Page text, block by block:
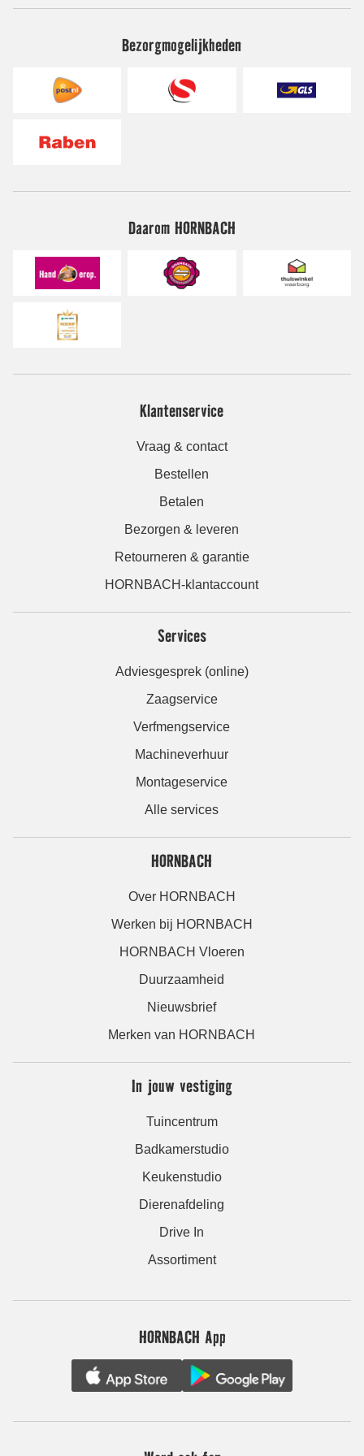
Bezorgmogelijkheden
Daarom HORNBACH
Klantenservice
Vraag & contact
Bestellen
Betalen
Bezorgen & leveren
Retourneren & garantie
HORNBACH-klantaccount
Services
Adviesgesprek (online)
Zaagservice
Verfmengservice
Machineverhuur
Montageservice
Alle services
HORNBACH
Over HORNBACH
Werken bij HORNBACH
HORNBACH Vloeren
Duurzaamheid
Nieuwsbrief
Merken van HORNBACH
In jouw vestiging
Tuincentrum
Badkamerstudio
Keukenstudio
Dierenafdeling
Drive In
Assortiment
HORNBACH App